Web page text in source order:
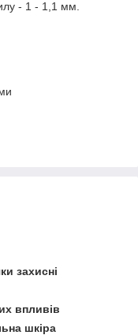
- 1 - 1,1 мм.
захисні
впливів
шкіра